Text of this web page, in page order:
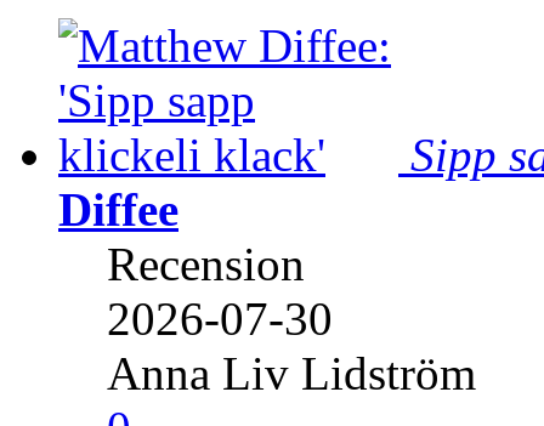
Sipp
Diffee
Recension
2026-07-30
Anna Liv Lidström